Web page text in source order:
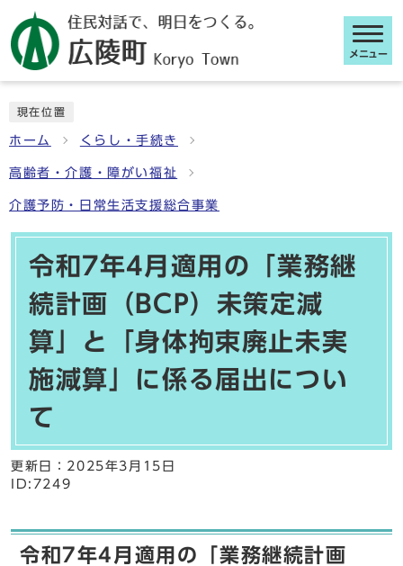
メニュー
現在位置
ホーム くらし・手続き
高齢者・介護・障がい福祉
介護予防・日常生活支援総合事業
令和7年4月適用の「業務継
続計画（BCP）未策定減
算」と「身体拘束廃止未実
施減算」に係る届出につい
て
更新日： 2025年3月15日
ID:7249
令和7年4月適用の「業務継続計画